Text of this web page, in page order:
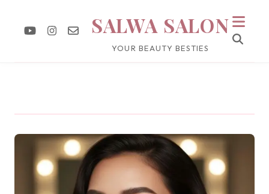
SALWA SALON
YOUR BEAUTY BESTIES